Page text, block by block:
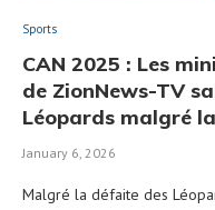
Sports
CAN 2025 : Les
de ZionNews-TV
Léopards malgré
January 6, 2026
Malgré la défaite des